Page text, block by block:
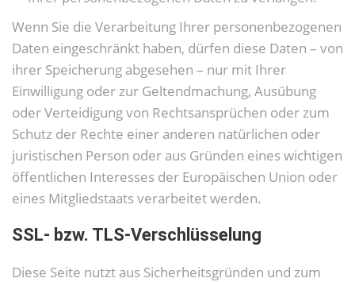
Wenn Sie die Verarbeitung Ihrer personenbezogenen
Daten eingeschränkt haben, dürfen diese Daten – von
ihrer Speicherung abgesehen – nur mit Ihrer
Einwilligung oder zur Geltendmachung, Ausübung
oder Verteidigung von Rechtsansprüchen oder zum
Schutz der Rechte einer anderen natürlichen oder
juristischen Person oder aus Gründen eines wichtigen
öffentlichen Interesses der Europäischen Union oder
eines Mitgliedstaats verarbeitet werden.
SSL- bzw. TLS-Verschlüsselung
Diese Seite nutzt aus Sicherheitsgründen und zum